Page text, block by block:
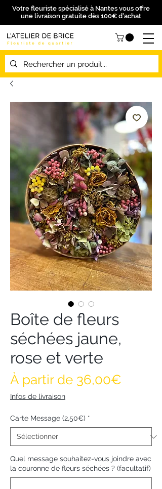
Votre fleuriste spécialisé à Nantes vous offre
une livraison gratuite dès 100€ d'achat
Boîte de fleurs
séchées jaune,
rose et verte
À partir de 36,00€
Infos de livraison
Carte Message (2,50€) *
Quel message souhaitez-vous joindre avec
la couronne de fleurs séchées ? (facultatif)